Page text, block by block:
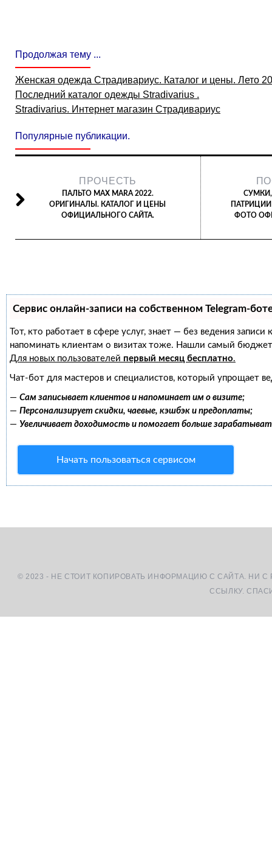
Продолжая тему ...
Женская одежда Страдивариус. Каталог и цены. Лето
Последний каталог одежды Stradivarius .
Stradivarius. Интернет магазин Страдивариус
Популярные публикации.
ПРОЧЕСТЬ
ПАЛЬТО MAX MARA 2022.
ОРИГИНАЛЫ. КАТАЛОГ И ЦЕНЫ
ОФИЦИАЛЬНОГО САЙТА.
ПАТРИЦИИ
ФОТО
Сервис онлайн-записи на собственном Telegram-
Тот, кто работает в сфере услуг, знает — без ведения
напоминать клиентам о визитах тоже. Нашли самый
Для новых пользователей первый месяц бесплатно.
Чат-бот для мастеров и специалистов, который упрощает
— Сам записывает клиентов и напоминает им о визите;
— Персонализирует скидки, чаевые, кэшбэк и предоплаты;
— Увеличивает доходимость и помогает больше
Начать пользоваться сервисом
© 2023 - НЕ СТОИТ КОПИРОВАТЬ ИНФОРМАЦИЮ С САЙТА. НИ
ССЫЛКУ.